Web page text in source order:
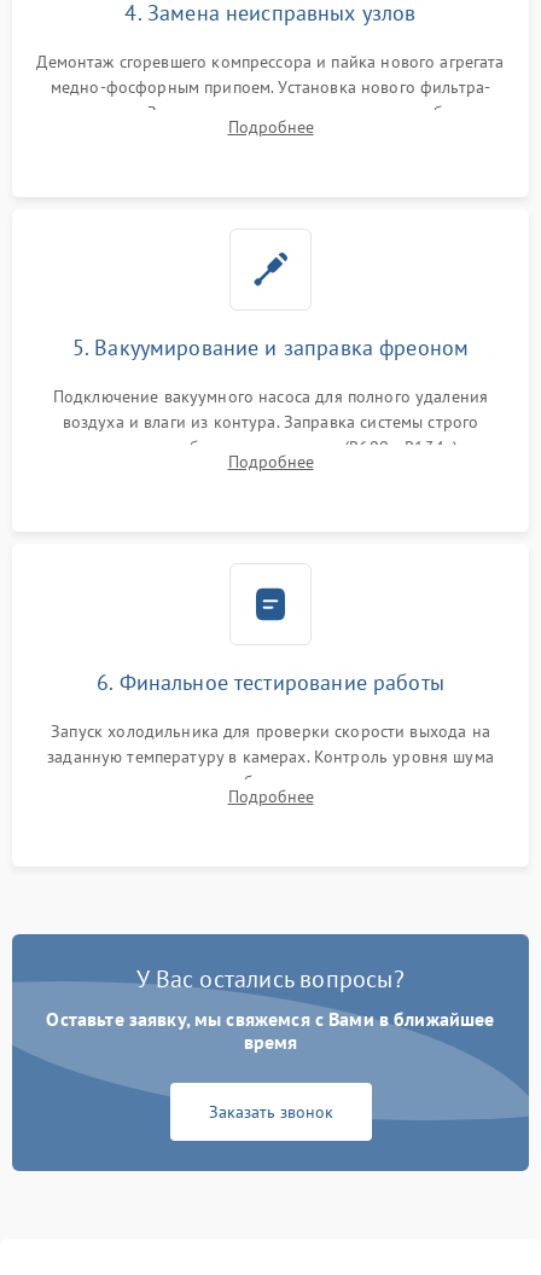
4. Замена неисправных узлов
Демонтаж сгоревшего компрессора и пайка нового агрегата
медно-фосфорным припоем. Установка нового фильтра-
осушителя. Замена изношенных вентиляторов обдува,
сломанных заслонок или поврежденных дверных петель.
Подробнее
5. Вакуумирование и заправка фреоном
Подключение вакуумного насоса для полного удаления
воздуха и влаги из контура. Заправка системы строго
дозированным объемом хладагента (R600a, R134a) по
электронным весам. Контроль рабочего давления в системе.
Подробнее
6. Финальное тестирование работы
Запуск холодильника для проверки скорости выхода на
заданную температуру в камерах. Контроль уровня шума
компрессора, отсутствия обмерзания стенок и корректного
срабатывания системы автоматической оттайки.
Подробнее
У Вас остались вопросы?
Оставьте заявку, мы свяжемся с Вами в ближайшее
время
Заказать звонок